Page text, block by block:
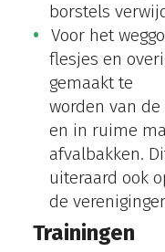
borstels
Voor het
flesjes en
gemaakt te
worden van
en in ruime
afvalbakken.
uiteraard ook
de
Trainingen